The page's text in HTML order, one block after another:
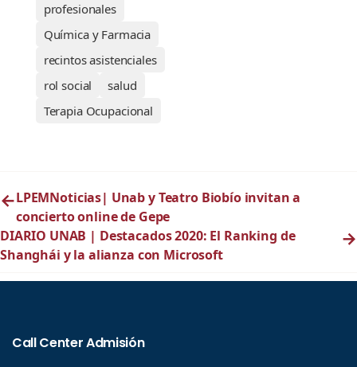
profesionales
Química y Farmacia
recintos asistenciales
rol social
salud
Terapia Ocupacional
←LPEMNoticias| Unab y Teatro Biobío invitan a
concierto online de Gepe
DIARIO UNAB | Destacados 2020: El Ranking de
Shanghái y la alianza con Microsoft
→